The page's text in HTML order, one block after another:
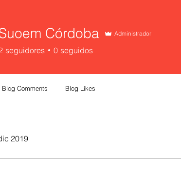
2019
Córdoba Administrador
seguidores 0 seguidos
Blog Comments Blog Likes